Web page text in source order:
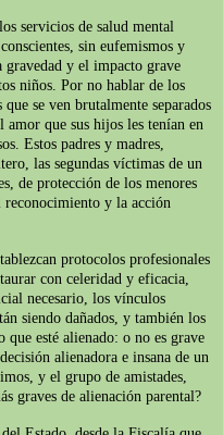
servicios de salud mental
sin eufemismos y
y el impacto grave
niños. Por no hablar de los
se ven brutalmente separados
que sus hijos les tenían en
Estos padres y madres,
las segundas víctimas de un
de protección de los menores
reconocimiento y la acción
protocolos profesionales
con celeridad y eficacia,
necesario, los vínculos
siendo dañados, y también los
esté alienado: o no es grave
alienadora e insana de un
y el grupo de amistades,
graves de alienación parental?